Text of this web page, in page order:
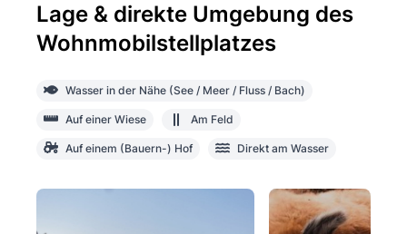
Lage & direkte Umgebung des
Wohnmobilstellplatzes
Wasser in der Nähe (See / Meer / Fluss / Bach)
Auf einer Wiese Am Feld
Auf einem (Bauern-) Hof Direkt am Wasser